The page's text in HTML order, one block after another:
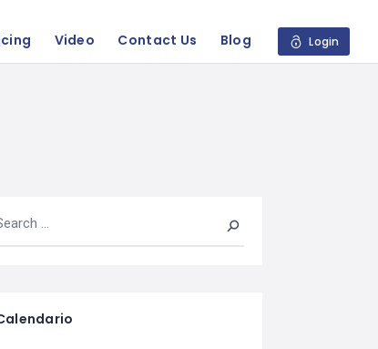
Video Contact Us Blog Login